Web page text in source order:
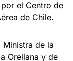
el Centro de
de Chile.
Ministra de la
Orellana y de